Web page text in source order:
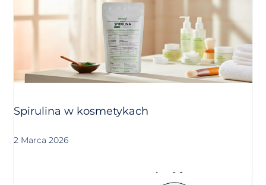
Spirulina w kosmetykach
2 Marca 2026